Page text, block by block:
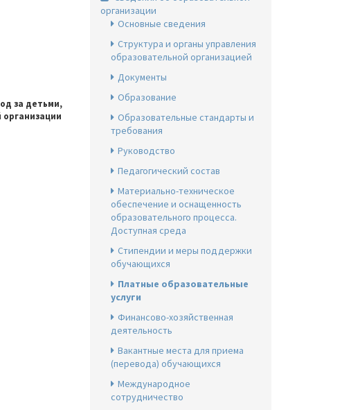
за детьми,
организации
Основные сведения
Структура и органы управления
образовательной организацией
Документы
Образование
Образовательные стандарты и
требования
Руководство
Педагогический состав
Материально-техническое
обеспечение и оснащенность
образовательного процесса.
Доступная среда
Стипендии и меры поддержки
обучающихся
Платные образовательные
услуги
Финансово-хозяйственная
деятельность
Вакантные места для приема
(перевода) обучающихся
Международное
сотрудничество